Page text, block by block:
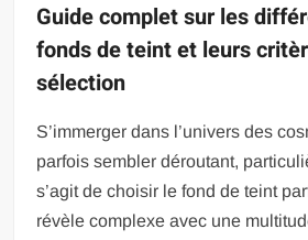
Guide complet sur les
fonds de teint et leurs
sélection
S’immerger dans l’univers des
parfois sembler déroutant,
s’agit de choisir le fond de teint
révèle complexe avec une